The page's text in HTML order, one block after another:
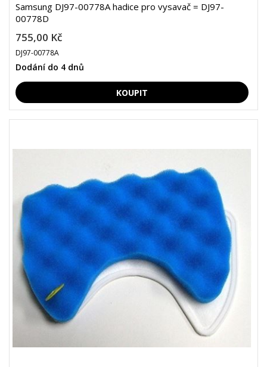
Samsung DJ97-00778A hadice pro vysavač = DJ97-
00778D
755,00 Kč
DJ97-00778A
Dodání do 4 dnů